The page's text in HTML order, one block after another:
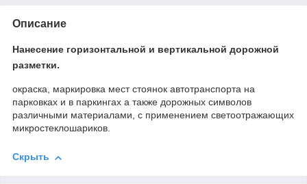
Описание
Нанесение горизонтальной и вертикальной дорожной
разметки.
окраска, маркировка мест стоянок автотранспорта на
парковках и в паркингах а также дорожных символов
различными материалами, с применением светоотражающих
микростеклошариков.
Скрыть